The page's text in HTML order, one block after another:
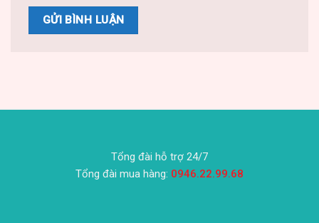
Tổng đài hỗ trợ 24/7
Tổng đài mua hàng: 0946.22.99.68